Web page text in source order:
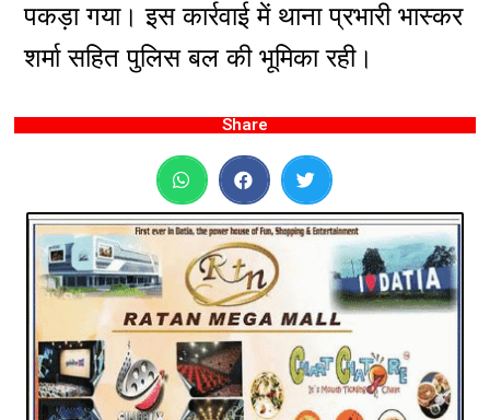
पकड़ा गया। इस कार्रवाई में थाना प्रभारी भास्कर
शर्मा सहित पुलिस बल की भूमिका रही।
Share